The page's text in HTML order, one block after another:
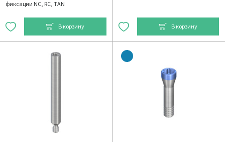
фиксации NC, RC, TAN
В корзину В корзину